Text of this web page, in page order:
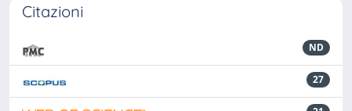
Citazioni
ND
27